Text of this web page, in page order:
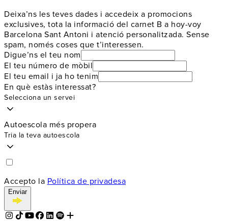
Deixa’ns les teves dades i accedeix a promocions
exclusives, tota la informació del carnet B a hoy-voy
Barcelona Sant Antoni i atenció personalitzada. Sense
spam, només coses que t’interessen.
Digue’ns el teu nom
El teu número de mòbil
El teu email i ja ho tenim
En què estàs interessat?
Selecciona un servei
Autoescola més propera
Tria la teva autoescola
Accepto la Política de privadesa
Enviar